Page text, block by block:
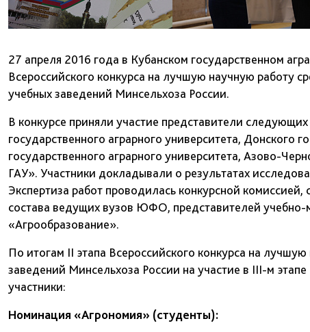
27 апреля 2016 года в Кубанском государственном
Всероссийского конкурса на лучшую научную работу
учебных заведений Минсельхоза России.
В конкурсе приняли участие представители
государственного аграрного университета, Донского
государственного аграрного университета, Азово-
ГАУ». Участники докладывали о результатах
Экспертиза работ проводилась конкурсной
состава ведущих вузов ЮФО, представителей
«Агрообразование».
По итогам II этапа Всероссийского конкурса на
заведений Минсельхоза России на участие в III-м
участники:
Номинация «Агрономия» (студенты):